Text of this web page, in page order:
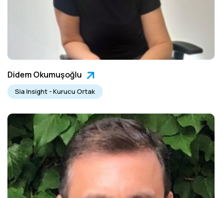
Didem Okumuşoğlu
Sia Insight - Kurucu Ortak